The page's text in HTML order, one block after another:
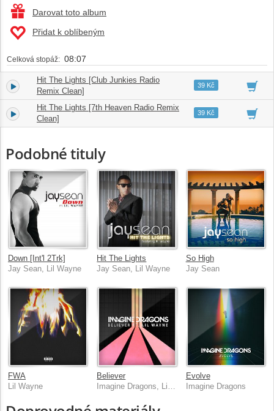
Darovat toto album
Přidat k oblíbeným
Celková stopáž: 08:07
1.
Hit The Lights [Club Junkies Radio
Remix Clean]
03:5039 Kč
2.
Hit The Lights [7th Heaven Radio Remix
Clean]
04:1739 Kč
Podobné tituly
Down [Int'l 2Trk]
Jay Sean, Lil Wayne
Hit The Lights
Jay Sean, Lil Wayne
So High
Jay Sean
FWA
Lil Wayne
Believer
Imagine Dragons, Lil Wayne
Evolve
Imagine Dragons